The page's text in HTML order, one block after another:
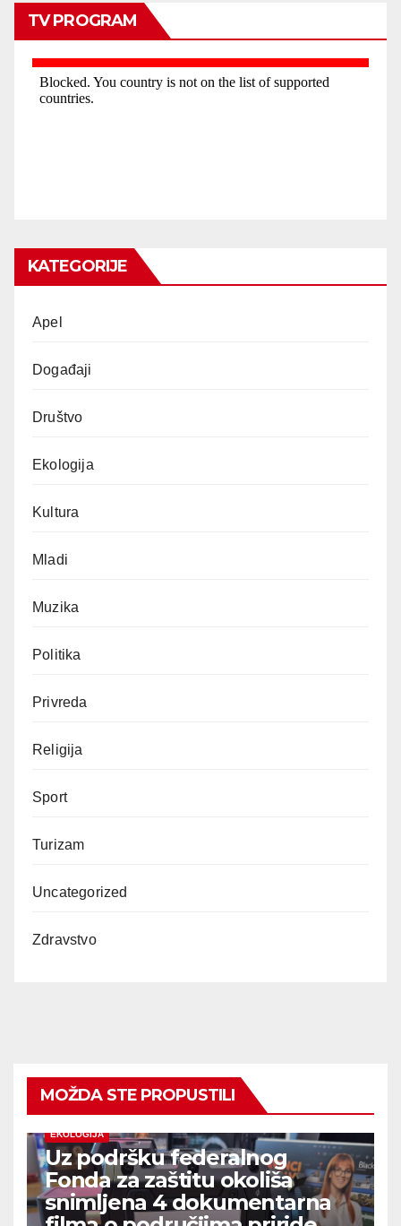
TV PROGRAM
KATEGORIJE
Apel
Događaji
Društvo
Ekologija
Kultura
Mladi
Muzika
Politika
Privreda
Religija
Sport
Turizam
Uncategorized
Zdravstvo
MOŽDA STE PROPUSTILI
EKOLOGIJA
Uz podršku federalnog
Fonda za zaštitu okoliša
snimljena 4 dokumentarna